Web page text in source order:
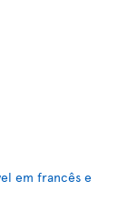
em francês e